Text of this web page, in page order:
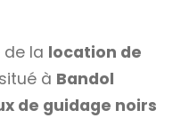
de la location de
situé à Bandol
de guidage noirs